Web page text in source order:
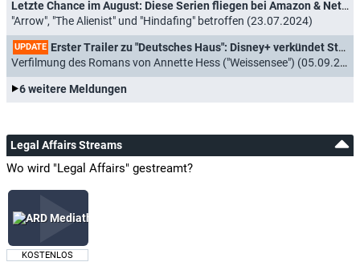
Letzte Chance im August: Diese Serien fliegen bei Amazon & Netflix raus
"Arrow", "The Alienist" und "Hindafing" betroffen (23.07.2024)
UPDATE Erster Trailer zu "Deutsches Haus": Disney+ verkündet Starttermin für starbesetzte Historienserie
Verfilmung des Romans von Annette Hess ("Weissensee") (05.09.2023)
6 weitere Meldungen
Legal Affairs Streams
Wo wird "Legal Affairs" gestreamt?
KOSTENLOS